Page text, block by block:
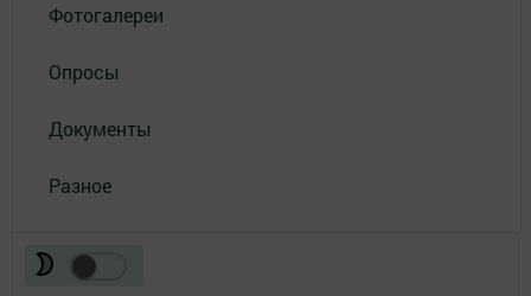
Фотогалереи
Опросы
Документы
Разное